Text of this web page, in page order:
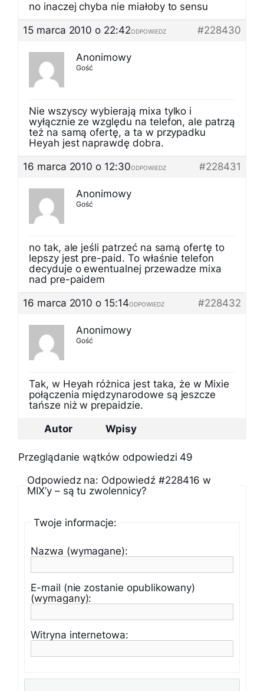
no inaczej chyba nie miałoby to sensu
15 marca 2010 o 22:42
#228430
ODPOWIEDZ
Anonimowy
Gość
Nie wszyscy wybierają mixa tylko i
wyłącznie ze względu na telefon, ale patrzą
też na samą ofertę, a ta w przypadku
Heyah jest naprawdę dobra.
16 marca 2010 o 12:30
#228431
ODPOWIEDZ
Anonimowy
Gość
no tak, ale jeśli patrzeć na samą ofertę to
lepszy jest pre-paid. To właśnie telefon
decyduje o ewentualnej przewadze mixa
nad pre-paidem
16 marca 2010 o 15:14
#228432
ODPOWIEDZ
Anonimowy
Gość
Tak, w Heyah różnica jest taka, że w Mixie
połączenia międzynarodowe są jeszcze
tańsze niż w prepaidzie.
Autor
Wpisy
Przeglądanie wątków odpowiedzi 49
Odpowiedz na: Odpowiedź #228416 w
MIX’y – są tu zwolennicy?
Twoje informacje:
Nazwa (wymagane):
E-mail (nie zostanie opublikowany)
(wymagany):
Witryna internetowa: